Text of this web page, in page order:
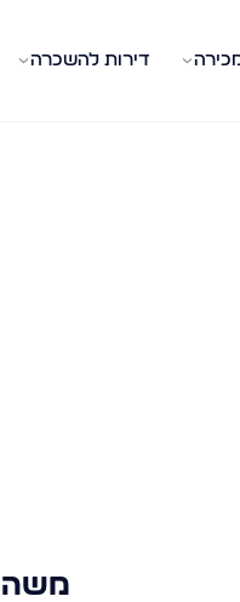
דירות להשכרה